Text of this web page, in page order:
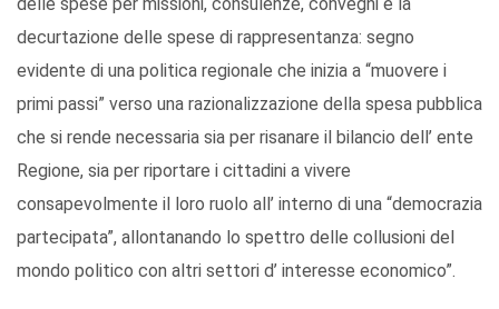
delle spese per missioni, consulenze, convegni e la
decurtazione delle spese di rappresentanza: segno
evidente di una politica regionale che inizia a “muovere i
primi passi” verso una razionalizzazione della spesa pubblica
che si rende necessaria sia per risanare il bilancio dell’ ente
Regione, sia per riportare i cittadini a vivere
consapevolmente il loro ruolo all’ interno di una “democrazia
partecipata”, allontanando lo spettro delle collusioni del
mondo politico con altri settori d’ interesse economico”.